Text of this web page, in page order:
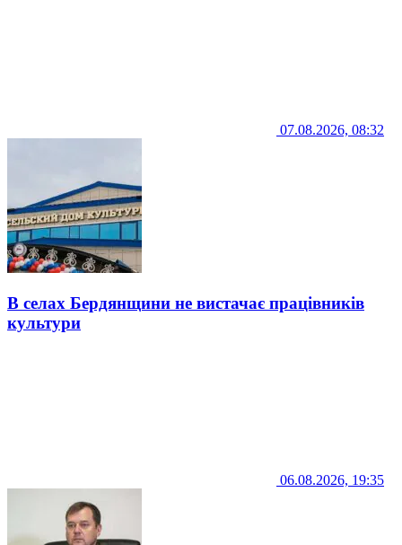
07.08.2026, 08:32
В селах Бердянщини не вистачає працівників
культури
06.08.2026, 19:35